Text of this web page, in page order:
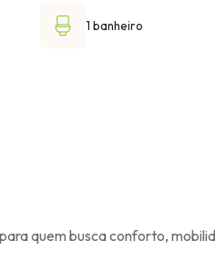
1 banheiro
quem busca conforto,